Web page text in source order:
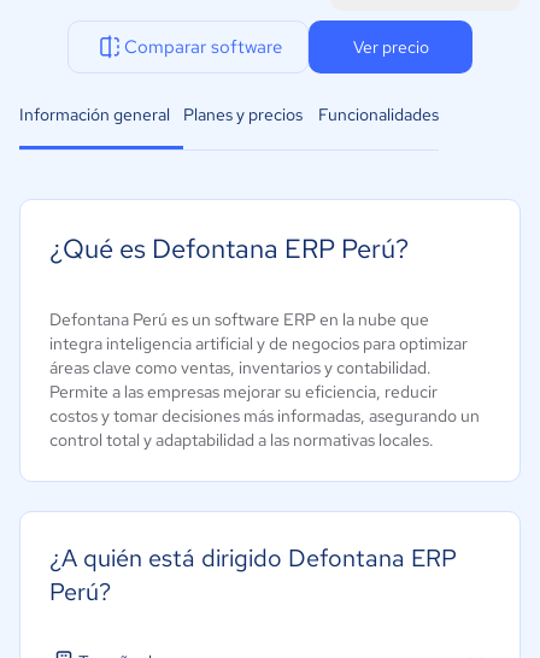
Comparar software Ver precio
Información general Planes y precios Funcionalidades
¿Qué es Defontana ERP Perú?
Defontana Perú es un software ERP en la nube que
integra inteligencia artificial y de negocios para optimizar
áreas clave como ventas, inventarios y contabilidad.
Permite a las empresas mejorar su eficiencia, reducir
costos y tomar decisiones más informadas, asegurando un
control total y adaptabilidad a las normativas locales.
¿A quién está dirigido Defontana ERP
Perú?